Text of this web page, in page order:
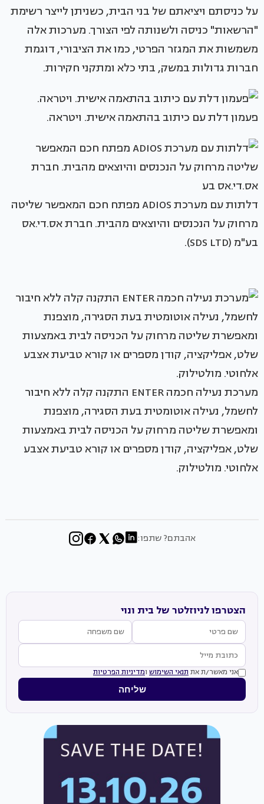
על כניסתם ויציאתם של בני הבית, כשניתן לייצר רשימת
"הרשאות" כניסה ולשנותה לפי הצורך. מערכות אלה
משמשות את המגזר הפרטי, כמו את הציבורי, דוגמת
חברות גדולות במשק, בתי כלא ומתקני חקירות.
פעמון דלת עם כיתוב בהתאמה אישית. ויטראה.
דלתות עם מערכת ADIOS מפתח חכם המאפשר שליטה
מרחוק על הנכנסים והיוצאים מהבית. חברת אס.די.אס
בע"מ (SDS LTD).
מערכת נעילה חכמה ENTER התקנה קלה ללא חיבור
לחשמל, נעילה אוטומטית בעת הסגירה, מוצפנת
ומאפשרת שליטה מרחוק על הכניסה לבית באמצעות
שלט, אפליקציה, קודן מספרים או קורא טביעת אצבע
אלחוטי. מולטילוק.
אהבתם? שתפו:
הצטרפו לניוזלטר של בית ונוי
אני מאשר/ת את תנאי השימוש ומדיניות הפרטיות
שליחה